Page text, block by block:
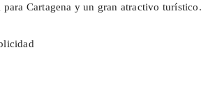
Cartagena y un gran atractivo turístico.